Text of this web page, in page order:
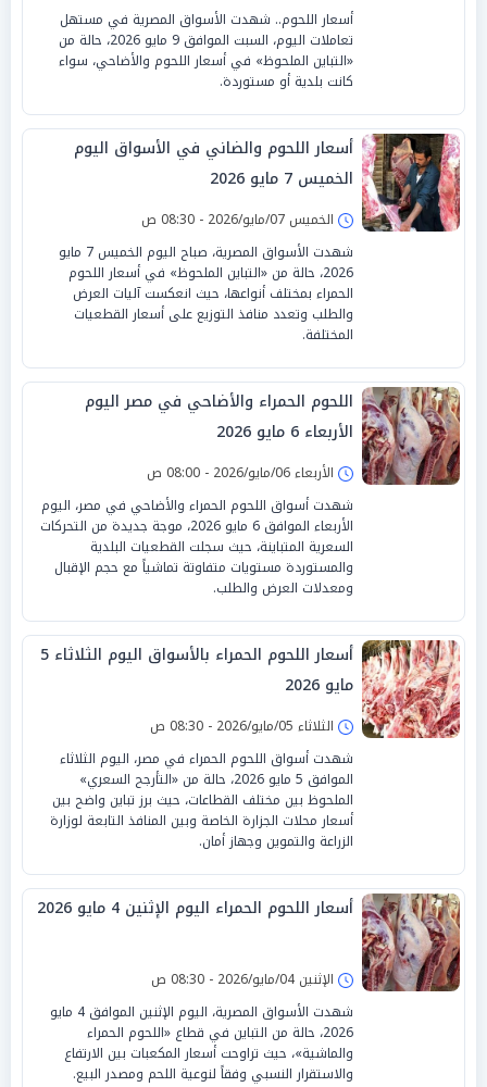
أسعار اللحوم.. شهدت الأسواق المصرية في مستهل
تعاملات اليوم، السبت الموافق 9 مايو 2026، حالة من
«التباين الملحوظ» في أسعار اللحوم والأضاحي، سواء
كانت بلدية أو مستوردة.
أسعار اللحوم والضاني في الأسواق اليوم
الخميس 7 مايو 2026
الخميس 07/مايو/2026 - 08:30 ص
شهدت الأسواق المصرية، صباح اليوم الخميس 7 مايو
2026، حالة من «التباين الملحوظ» في أسعار اللحوم
الحمراء بمختلف أنواعها، حيث انعكست آليات العرض
والطلب وتعدد منافذ التوزيع على أسعار القطعيات
المختلفة.
اللحوم الحمراء والأضاحي في مصر اليوم
الأربعاء 6 مايو 2026
الأربعاء 06/مايو/2026 - 08:00 ص
شهدت أسواق اللحوم الحمراء والأضاحي في مصر، اليوم
الأربعاء الموافق 6 مايو 2026، موجة جديدة من التحركات
السعرية المتباينة، حيث سجلت القطعيات البلدية
والمستوردة مستويات متفاوتة تماشياً مع حجم الإقبال
ومعدلات العرض والطلب.
أسعار اللحوم الحمراء بالأسواق اليوم الثلاثاء 5
مايو 2026
الثلاثاء 05/مايو/2026 - 08:30 ص
شهدت أسواق اللحوم الحمراء في مصر، اليوم الثلاثاء
الموافق 5 مايو 2026، حالة من «التأرجح السعري»
الملحوظ بين مختلف القطاعات، حيث برز تباين واضح بين
أسعار محلات الجزارة الخاصة وبين المنافذ التابعة لوزارة
الزراعة والتموين وجهاز أمان.
أسعار اللحوم الحمراء اليوم الإثنين 4 مايو 2026
الإثنين 04/مايو/2026 - 08:30 ص
شهدت الأسواق المصرية، اليوم الإثنين الموافق 4 مايو
2026، حالة من التباين في قطاع «اللحوم الحمراء
والماشية»، حيث تراوحت أسعار المكعبات بين الارتفاع
والاستقرار النسبي وفقاً لنوعية اللحم ومصدر البيع.